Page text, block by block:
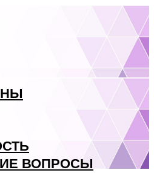
ВОПРОСЫ